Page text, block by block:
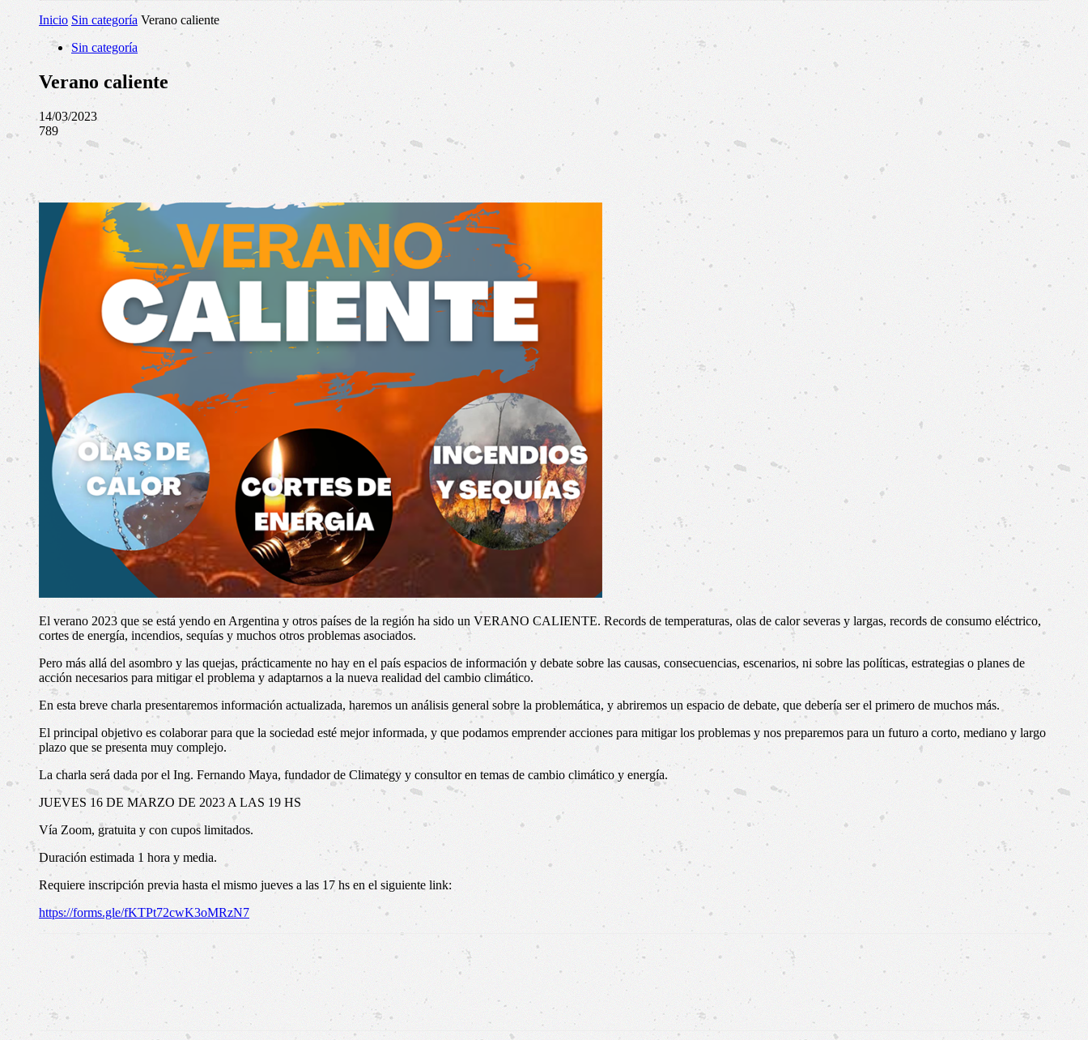
Inicio Sin categoría Verano caliente
Sin categoría
Verano caliente
14/03/2023
789
El verano 2023 que se está yendo en Argentina y otros países de la región ha sido un VERANO CALIENTE. Records de temperaturas, olas de calor severas y largas, records de consumo eléctrico,
cortes de energía, incendios, sequías y muchos otros problemas asociados.
Pero más allá del asombro y las quejas, prácticamente no hay en el país espacios de información y debate sobre las causas, consecuencias, escenarios, ni sobre las políticas, estrategias o planes de
acción necesarios para mitigar el problema y adaptarnos a la nueva realidad del cambio climático.
En esta breve charla presentaremos información actualizada, haremos un análisis general sobre la problemática, y abriremos un espacio de debate, que debería ser el primero de muchos más.
El principal objetivo es colaborar para que la sociedad esté mejor informada, y que podamos emprender acciones para mitigar los problemas y nos preparemos para un futuro a corto, mediano y largo
plazo que se presenta muy complejo.
La charla será dada por el Ing. Fernando Maya, fundador de Climategy y consultor en temas de cambio climático y energía.
JUEVES 16 DE MARZO DE 2023 A LAS 19 HS
Vía Zoom, gratuita y con cupos limitados.
Duración estimada 1 hora y media.
Requiere inscripción previa hasta el mismo jueves a las 17 hs en el siguiente link:
https://forms.gle/fKTPt72cwK3oMRzN7